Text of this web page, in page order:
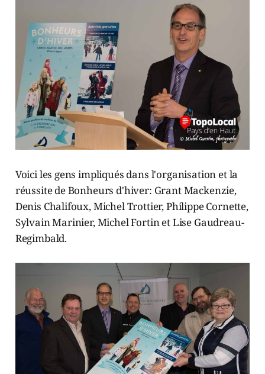
Voici les gens impliqués dans l'organisation et la
réussite de Bonheurs d'hiver: Grant Mackenzie,
Denis Chalifoux, Michel Trottier, Philippe Cornette,
Sylvain Marinier, Michel Fortin et Lise Gaudreau-
Regimbald.